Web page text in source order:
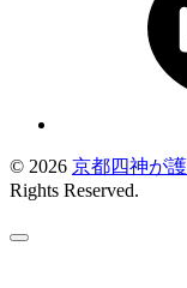
© 2026 京都四神が
Rights Reserved.